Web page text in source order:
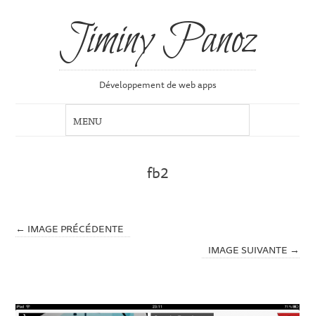
Jiminy Panoz
Développement de web apps
fb2
← IMAGE PRÉCÉDENTE
IMAGE SUIVANTE →